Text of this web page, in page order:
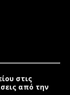
στις
από την